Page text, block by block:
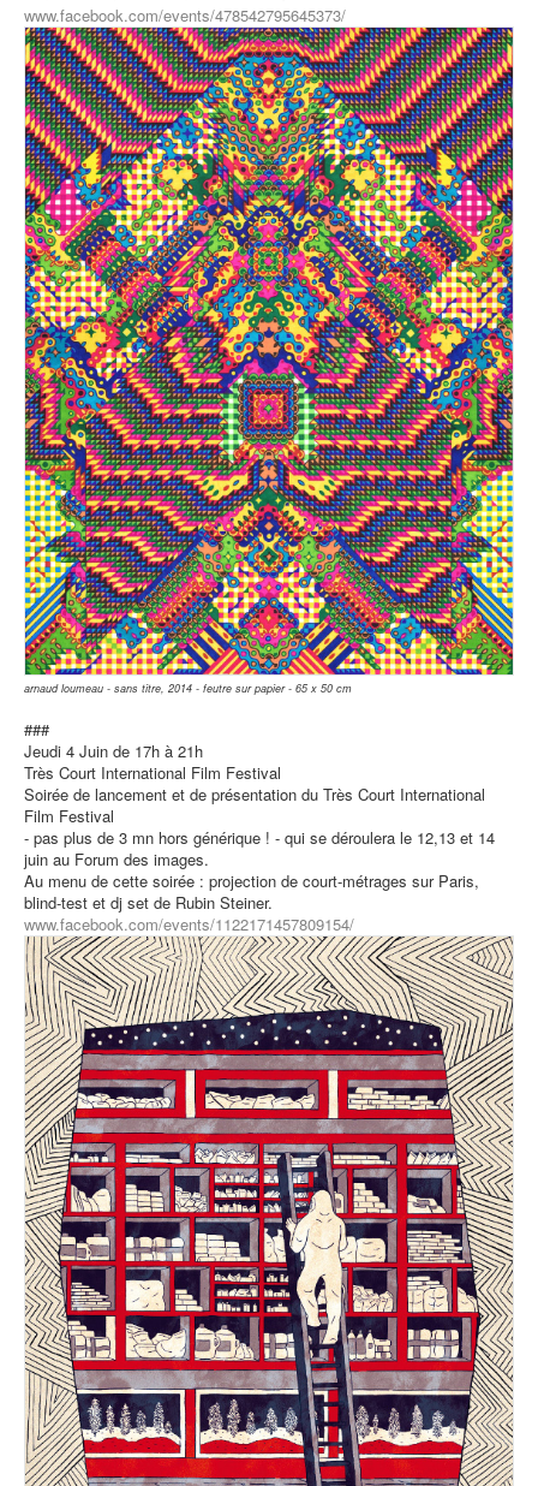
www.facebook.com/events/478542795645373/
arnaud loumeau - sans titre, 2014 - feutre sur papier - 65 x 50 cm
###
Jeudi 4 Juin de 17h à 21h
Très Court International Film Festival
Soirée de lancement et de présentation du Très Court International
Film Festival
- pas plus de 3 mn hors générique ! - qui se déroulera le 12,13 et 14
juin au Forum des images.
Au menu de cette soirée : projection de court-métrages sur Paris,
blind-test et dj set de Rubin Steiner.
www.facebook.com/events/1122171457809154/